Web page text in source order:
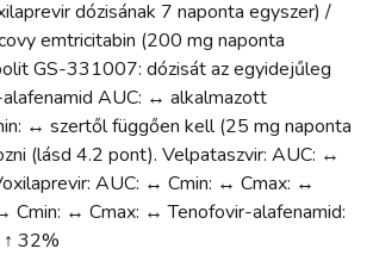
dózisának 7 naponta egyszer) /
emtricitabin (200 mg naponta
GS-331007: dózisát az egyidejűleg
AUC: ↔ alkalmazott
↔ szertől függően kell (25 mg naponta
(lásd 4.2 pont). Velpataszvir: AUC: ↔
AUC: ↔ Cmin: ↔ Cmax: ↔
Cmin: ↔ Cmax: ↔ Tenofovir-alafenamid:
↑ 32%